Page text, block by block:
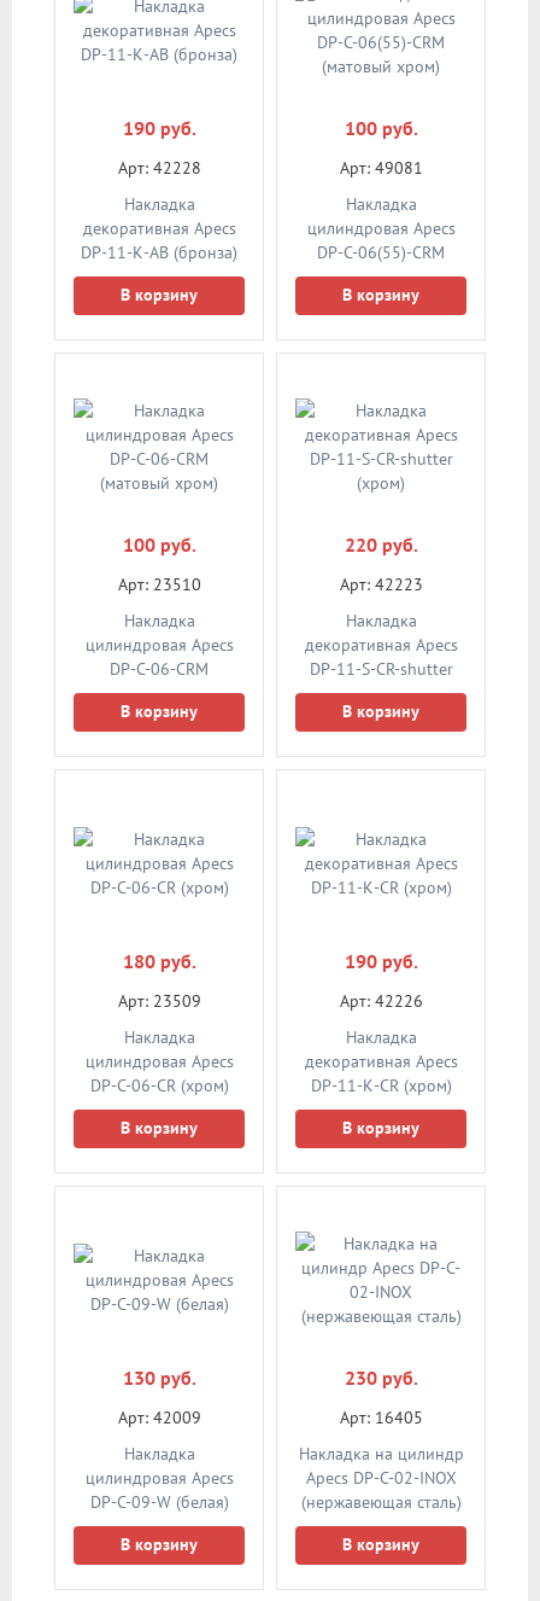
190 руб.
Арт: 42228
Накладка
декоративная Apecs
DP-11-К-АВ (бронза)
В корзину
100 руб.
Арт: 49081
Накладка
цилиндровая Apecs
DP-C-06(55)-CRM
(матовый хром)
В корзину
100 руб.
Арт: 23510
Накладка
цилиндровая Apecs
DP-C-06-CRM
(матовый хром)
В корзину
220 руб.
Арт: 42223
Накладка
декоративная Apecs
DP-11-S-CR-shutter
(хром)
В корзину
180 руб.
Арт: 23509
Накладка
цилиндровая Apecs
DP-C-06-CR (хром)
В корзину
190 руб.
Арт: 42226
Накладка
декоративная Apecs
DP-11-К-CR (хром)
В корзину
130 руб.
Арт: 42009
Накладка
цилиндровая Apecs
DP-C-09-W (белая)
В корзину
230 руб.
Арт: 16405
Накладка на цилиндр
Apecs DP-C-02-INOX
(нержавеющая сталь)
В корзину